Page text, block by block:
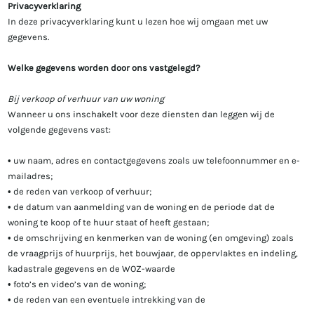
Privacyverklaring
In deze privacyverklaring kunt u lezen hoe wij omgaan met uw
gegevens.
Welke gegevens worden door ons vastgelegd?
Bij verkoop of verhuur van uw woning
Wanneer u ons inschakelt voor deze diensten dan leggen wij de
volgende gegevens vast:
• uw naam, adres en contactgegevens zoals uw telefoonnummer en e-
mailadres;
• de reden van verkoop of verhuur;
• de datum van aanmelding van de woning en de periode dat de
woning te koop of te huur staat of heeft gestaan;
• de omschrijving en kenmerken van de woning (en omgeving) zoals
de vraagprijs of huurprijs, het bouwjaar, de oppervlaktes en indeling,
kadastrale gegevens en de WOZ-waarde
• foto’s en video’s van de woning;
• de reden van een eventuele intrekking van de